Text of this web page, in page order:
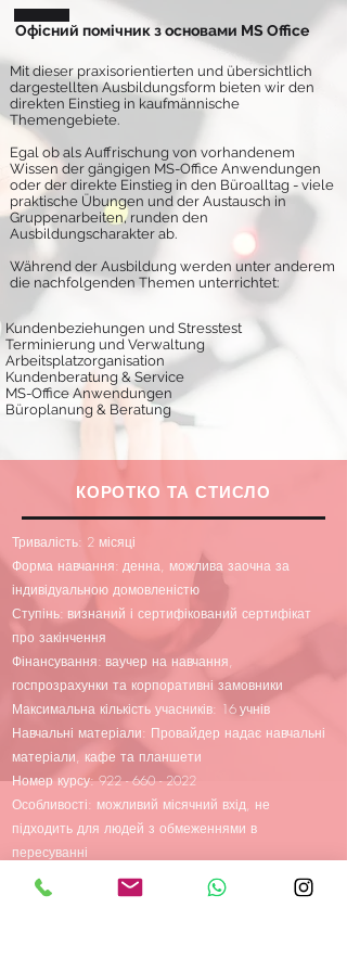
Офісний помічник з основами MS Office
Mit dieser praxisorientierten und übersichtlich
dargestellten Ausbildungsform bieten wir den
direkten Einstieg in kaufmännische
Themengebiete.
Egal ob als Auffrischung von vorhandenem
Wissen der gängigen MS-Office Anwendungen
oder der direkte Einstieg in den Büroalltag - viele
praktische Übungen und der Austausch in
Gruppenarbeiten, runden den
Ausbildungscharakter ab.
Während der Ausbildung werden unter anderem
die nachfolgenden Themen unterrichtet:
Kundenbeziehungen und Stresstest
Terminierung und Verwaltung
Arbeitsplatzorganisation
Kundenberatung & Service
MS-Office Anwendungen
Büroplanung & Beratung
КОРОТКО ТА СТИСЛО
Тривалість: 2 місяці
Форма навчання: денна, можлива заочна за
індивідуальною домовленістю
Ступінь: визнаний і сертифікований сертифікат
про закінчення
Фінансування: ваучер на навчання,
госпрозрахунки та корпоративні замовники
Максимальна кількість учасників: 16учнів
Навчальні матеріали: Провайдер надає навчальні
матеріали, кафе та планшети
Номер курсу:922 - 660 - 2022
Особливості: можливий місячний вхід, не
підходить для людей з обмеженнями в
пересуванні